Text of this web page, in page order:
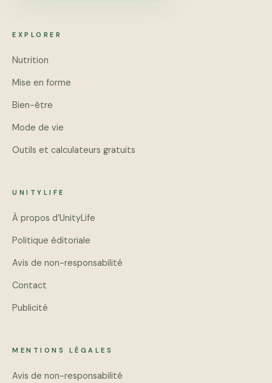
EXPLORER
Nutrition
Mise en forme
Bien-être
Mode de vie
Outils et calculateurs gratuits
UNITYLIFE
À propos d’UnityLife
Politique éditoriale
Avis de non-responsabilité
Contact
Publicité
MENTIONS LÉGALES
Avis de non-responsabilité